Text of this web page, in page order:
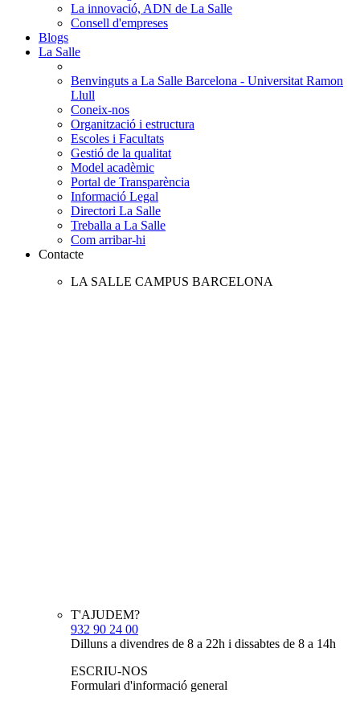
La innovació, ADN de La Salle
Consell d'empreses
Blogs
La Salle
Benvinguts a La Salle Barcelona - Universitat Ramon
Llull
Coneix-nos
Organització i estructura
Escoles i Facultats
Gestió de la qualitat
Model acadèmic
Portal de Transparència
Informació Legal
Directori La Salle
Treballa a La Salle
Com arribar-hi
Contacte
LA SALLE CAMPUS BARCELONA
T'AJUDEM?
932 90 24 00
Dilluns a divendres de 8 a 22h i dissabtes de 8 a 14h
ESCRIU-NOS
Formulari d'informació general